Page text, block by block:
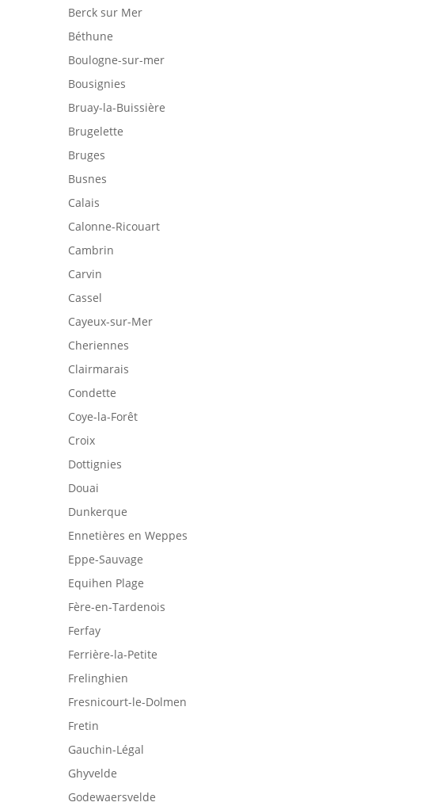
Berck sur Mer
Béthune
Boulogne-sur-mer
Bousignies
Bruay-la-Buissière
Brugelette
Bruges
Busnes
Calais
Calonne-Ricouart
Cambrin
Carvin
Cassel
Cayeux-sur-Mer
Cheriennes
Clairmarais
Condette
Coye-la-Forêt
Croix
Dottignies
Douai
Dunkerque
Ennetières en Weppes
Eppe-Sauvage
Equihen Plage
Fère-en-Tardenois
Ferfay
Ferrière-la-Petite
Frelinghien
Fresnicourt-le-Dolmen
Fretin
Gauchin-Légal
Ghyvelde
Godewaersvelde